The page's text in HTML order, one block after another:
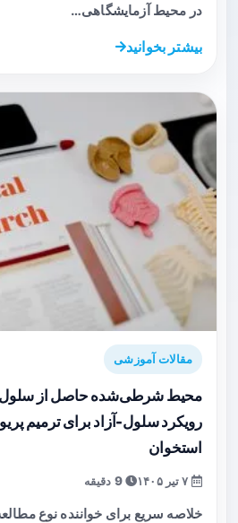
در محیط آزمایشگاهی…
بیشتر بخوانید
مقالات آموزشی
محیط شرطی‌شده حاصل از
رویکرد سلول‌-آزاد برای ترمیم
استخوان
9 دقیقه
خلاصه سریع برای خواننده نوع